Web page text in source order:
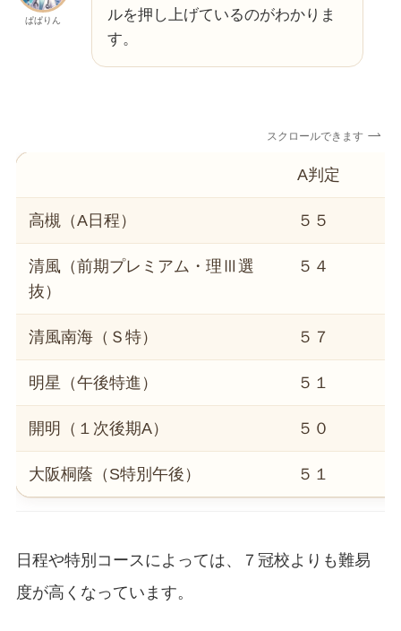
ぱぱりん
ルを押し上げているのがわかりま
す。
スクロールできます
A判定
高槻（A日程） ５５
清風（前期プレミアム・理Ⅲ選
抜）
５４
清風南海（Ｓ特） ５７
明星（午後特進） ５１
開明（１次後期A） ５０
大阪桐蔭（S特別午後） ５１
日程や特別コースによっては、７冠校よりも難易
度が高くなっています。